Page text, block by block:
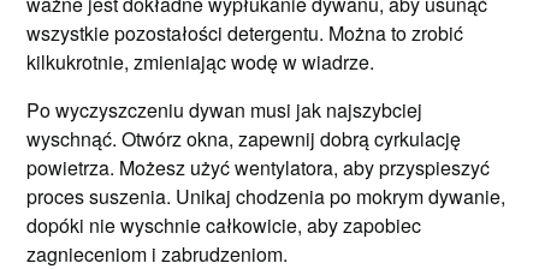
wszystkie pozostałości detergentu. Można to zrobić
kilkukrotnie, zmieniając wodę w wiadrze.
Po wyczyszczeniu dywan musi jak najszybciej
wyschnąć. Otwórz okna, zapewnij dobrą cyrkulację
powietrza. Możesz użyć wentylatora, aby przyspieszyć
proces suszenia. Unikaj chodzenia po mokrym dywanie,
dopóki nie wyschnie całkowicie, aby zapobiec
zagnieceniom i zabrudzeniom.